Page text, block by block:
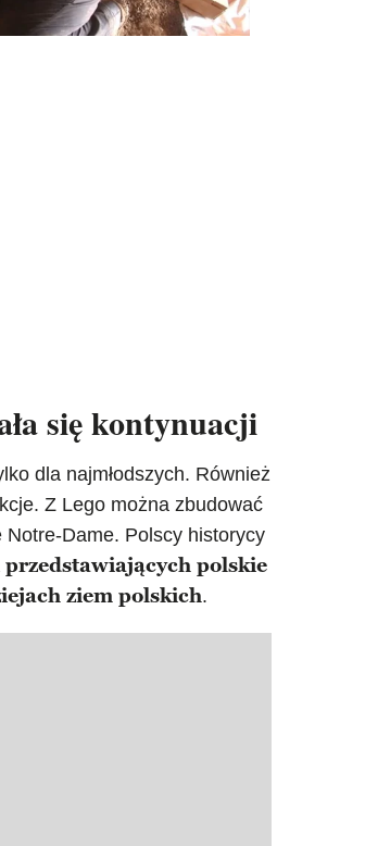
się kontynuacji
dla najmłodszych. Również
Z Lego można zbudować
Dame. Polscy historycy
polskie
ziem polskich.